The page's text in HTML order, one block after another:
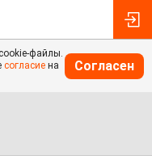
файлы.
согласие на
Согласен